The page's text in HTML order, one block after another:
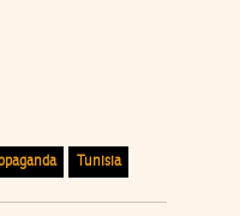
Tunisia